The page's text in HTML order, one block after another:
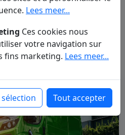
et des informations sur
Accédez rapidement
seul endroit.
Lees meer...
Ces cookies nous
votre navigation sur
fins marketing. Lees meer...
Tout accepter